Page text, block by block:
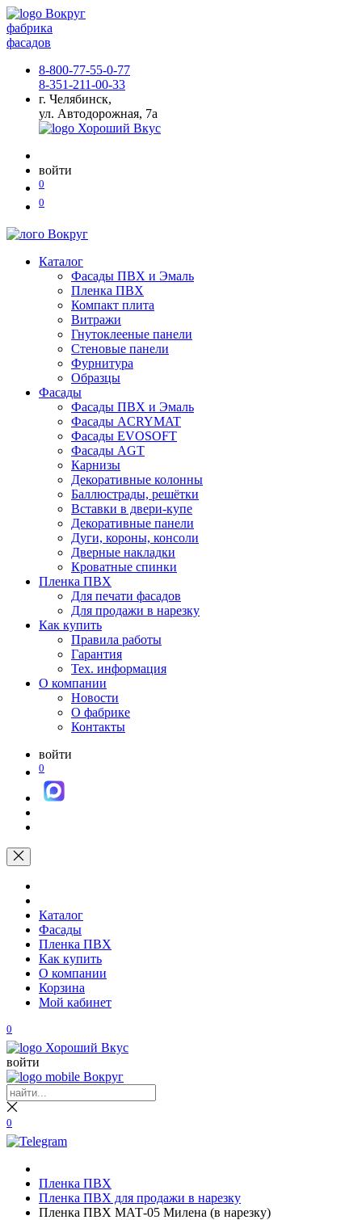
фабрика
фасадов
8-800-77-55-0-77
8-351-211-00-33
г. Челябинск,
ул. Автодорожная, 7а
войти
0
0
Каталог
Фасады ПВХ и Эмаль
Пленка ПВХ
Компакт плита
Витражи
Гнутоклееные панели
Стеновые панели
Фурнитура
Образцы
Фасады
Фасады ПВХ и Эмаль
Фасады ACRYMAT
Фасады EVOSOFT
Фасады AGT
Карнизы
Декоративные колонны
Баллюстрады, решётки
Вставки в двери-купе
Декоративные панели
Дуги, короны, консоли
Дверные накладки
Кроватные спинки
Пленка ПВХ
Для печати фасадов
Для продажи в нарезку
Как купить
Правила работы
Гарантия
Тех. информация
О компании
Новости
О фабрике
Контакты
войти
0
Каталог
Фасады
Пленка ПВХ
Как купить
О компании
Корзина
Мой кабинет
0
войти
0
Пленка ПВХ
Пленка ПВХ для продажи в нарезку
Пленка ПВХ МАТ-05 Милена (в нарезку)